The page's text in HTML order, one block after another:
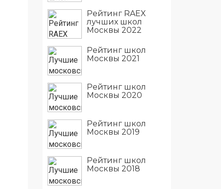
Рейтинг RAEX
лучших школ
Москвы 2022
Рейтинг школ
Москвы 2021
Рейтинг школ
Москвы 2020
Рейтинг школ
Москвы 2019
Рейтинг школ
Москвы 2018